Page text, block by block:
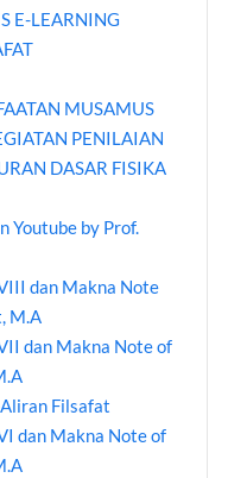
E-LEARNING
MUSAMUS
PENILAIAN
DASAR FISIKA
Youtube by Prof.
dan Makna Note
M.A
dan Makna Note of
Filsafat
dan Makna Note of